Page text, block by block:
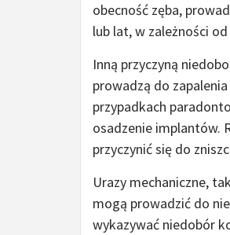
obecność zęba,
lub lat, w zależności
Inną przyczyną
prowadzą do
przypadkach
osadzenie implantów.
przyczynić się do
Urazy mechaniczne,
mogą prowadzić do
wykazywać niedobór